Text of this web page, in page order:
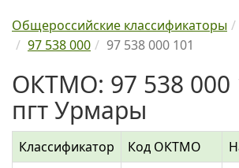
Общероссийские классификаторы
97 538 000
97 538 000 101
ОКТМО: 97 538
пгт Урмары
Классификатор Код ОКТМО